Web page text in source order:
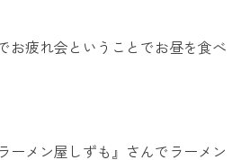
お疲れ会ということでお昼を食べ
ーメン屋しずも』さんでラーメン